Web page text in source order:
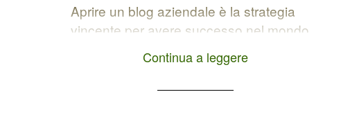
Aprire un blog aziendale è la strategia
vincente per avere successo nel mondo
comunicazione amplia la tua presenza
online e ti permette di raggiungere un
Continua a leggere